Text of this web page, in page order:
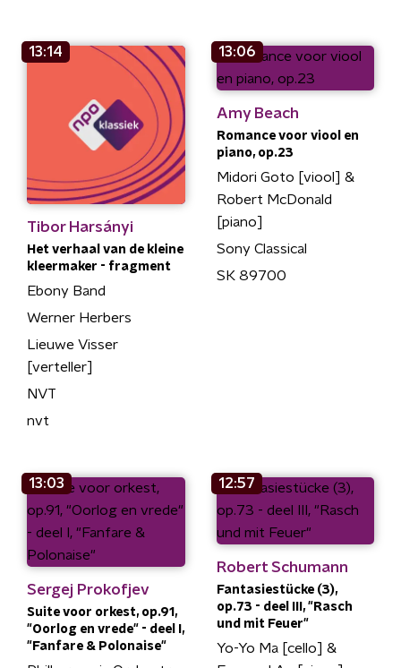
13:14
Tibor Harsányi
Het verhaal van de kleine
kleermaker - fragment
Ebony Band
Werner Herbers
Lieuwe Visser
[verteller]
NVT
nvt
13:06
Amy Beach
Romance voor viool en
piano, op.23
Midori Goto [viool] &
Robert McDonald
[piano]
Sony Classical
SK 89700
13:03
Sergej Prokofjev
Suite voor orkest, op.91,
"Oorlog en vrede" - deel I,
"Fanfare & Polonaise"
12:57
Robert Schumann
Fantasiestücke (3),
op.73 - deel III, "Rasch
und mit Feuer"
Yo-Yo Ma [cello] &